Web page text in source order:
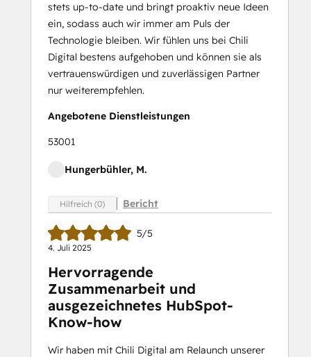
stets up-to-date und bringt proaktiv neue Ideen
ein, sodass auch wir immer am Puls der
Technologie bleiben. Wir fühlen uns bei Chili
Digital bestens aufgehoben und können sie als
vertrauenswürdigen und zuverlässigen Partner
nur weiterempfehlen.
Angebotene Dienstleistungen
53001
Hungerbühler, M.
Hilfreich (0) Bericht
5/5
4. Juli 2025
Hervorragende
Zusammenarbeit und
ausgezeichnetes HubSpot-
Know-how
Wir haben mit Chili Digital am Relaunch unserer